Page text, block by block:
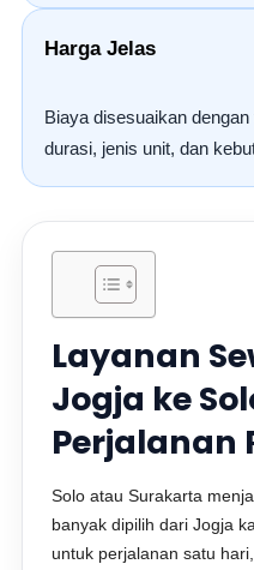
Harga Jelas
Biaya disesuaikan
durasi, jenis unit, dan
Layanan
Jogja ke
Perjalanan
Solo atau Surakarta
banyak dipilih dari Jogja
untuk perjalanan satu